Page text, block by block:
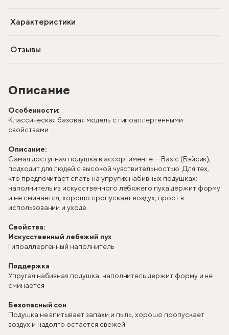
Описание
Особенности:
Классическая базовая модель с гипоаллергенными
свойствами.
Описание:
Самая доступная подушка в ассортименте — Basic (Бэйсик),
подходит для людей с высокой чувствительностью. Для тех,
кто предпочитает спать на упругих набивных подушках:
наполнитель из искусственного лебяжего пуха держит форму
и не сминается, хорошо пропускает воздух, прост в
использовании и уходе.
Свойства:
Искусственный лебяжий пух
Гипоаллергенный наполнитель
Поддержка
Упругая набивная подушка: наполнитель держит форму и не
сминается
Безопасный сон
Подушка не впитывает запахи и пыль, хорошо пропускает
воздух и надолго остаётся свежей
Характеристики
Отзывы